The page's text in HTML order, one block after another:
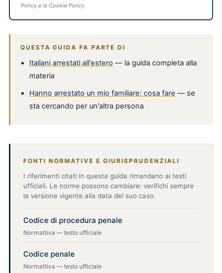
Policy e la Cookie Policy.
QUESTA GUIDA FA PARTE DI
Italiani arrestati all'estero — la guida completa alla
materia
Hanno arrestato un mio familiare: cosa fare — se
sta cercando per un'altra persona
FONTI NORMATIVE E GIURISPRUDENZIALI
I riferimenti citati in questa guida rimandano ai testi
ufficiali. Le norme possono cambiare: verifichi sempre
la versione vigente alla data del suo caso.
Codice di procedura penale
Normattiva — testo ufficiale
Codice penale
Normattiva — testo ufficiale